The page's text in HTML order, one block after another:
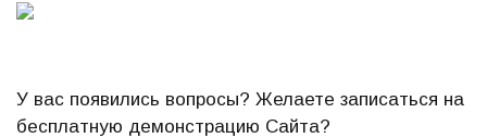
У вас появились вопросы? Желаете записаться на
бесплатную демонстрацию Сайта?